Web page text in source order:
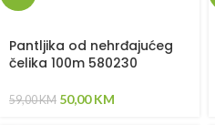
Pantljika od nehrđajućeg
čelika 100m 580230
59,00KM 50,00KM